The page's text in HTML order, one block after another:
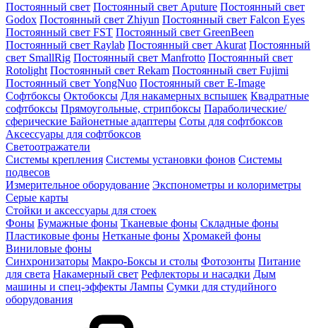
Постоянный свет Постоянный свет Aputure Постоянный свет
Godox Постоянный свет Zhiyun Постоянный свет Falcon Eyes
Постоянный свет FST Постоянный свет GreenBeen
Постоянный свет Raylab Постоянный свет Akurat Постоянный
свет SmallRig Постоянный свет Manfrotto Постоянный свет
Rotolight Постоянный свет Rekam Постоянный свет Fujimi
Постоянный свет YongNuo Постоянный свет E-Image
Софтбоксы Октобоксы Для накамерных вспышек Квадратные
софтбоксы Прямоугольные, стрипбоксы Параболические/
сферические Байонетныe адаптеры Соты для софтбоксов
Аксессуары для софтбоксов
Светоотражатели
Системы крепления Системы установки фонов Системы
подвесов
Измерительное оборудование Экспонометры и колориметры
Серые карты
Стойки и аксессуары для стоек
Фоны Бумажные фоны Тканевые фоны Складные фоны
Пластиковые фоны Нетканые фоны Хромакей фоны
Виниловые фоны
Синхронизаторы Макро-Боксы и столы Фотозонты Питание
для света Накамерный свет Рефлекторы и насадки Дым
машины и спец-эффекты Лампы Сумки для студийного
оборудования